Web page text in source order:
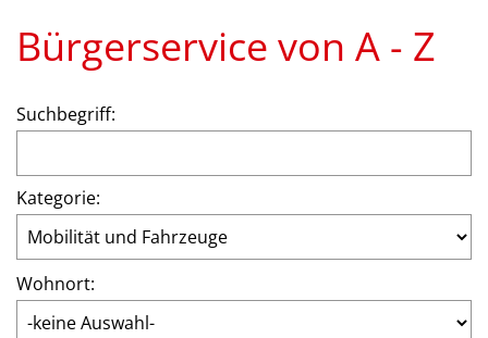
Bürgerservice von A - Z
Suchbegriff:
Kategorie:
Wohnort: